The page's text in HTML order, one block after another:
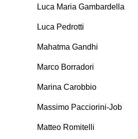
Luca Maria Gambardella
Luca Pedrotti
Mahatma Gandhi
Marco Borradori
Marina Carobbio
Massimo Pacciorini-Job
Matteo Romitelli